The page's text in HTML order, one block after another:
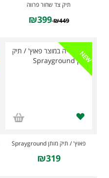
תיק צד שחור פרווה
₪449
₪399
NEW
פאוץ' / תיק מותן Sprayground
₪319